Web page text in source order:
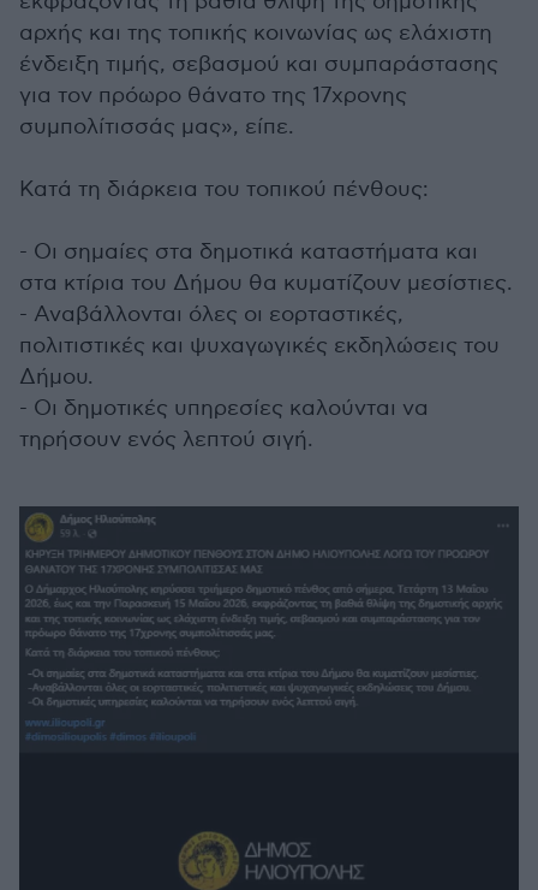
αρχής και της τοπικής κοινωνίας ως ελάχιστη
ένδειξη τιμής, σεβασμού και συμπαράστασης
για τον πρόωρο θάνατο της 17χρονης
συμπολίτισσάς μας», είπε.
Κατά τη διάρκεια του τοπικού πένθους:
- Οι σημαίες στα δημοτικά καταστήματα και
στα κτίρια του Δήμου θα κυματίζουν μεσίστιες.
- Αναβάλλονται όλες οι εορταστικές,
πολιτιστικές και ψυχαγωγικές εκδηλώσεις του
Δήμου.
- Οι δημοτικές υπηρεσίες καλούνται να
τηρήσουν ενός λεπτού σιγή.